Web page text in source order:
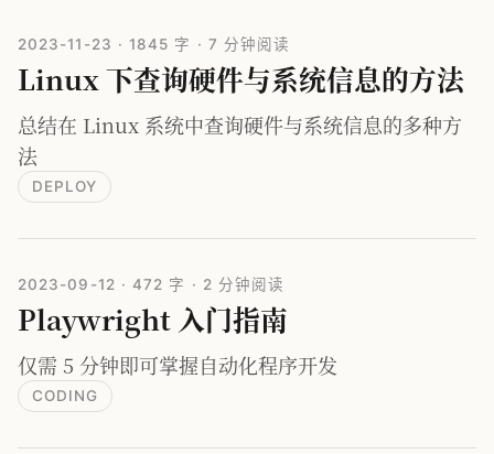
2023-11-23 ·1845 字 · 7 分钟阅读
Linux 下查询硬件与系统信息的方法
总结在 Linux 系统中查询硬件与系统信息的多种方
法
DEPLOY
2023-09-12 ·472 字 · 2 分钟阅读
Playwright 入门指南
仅需 5 分钟即可掌握自动化程序开发
CODING